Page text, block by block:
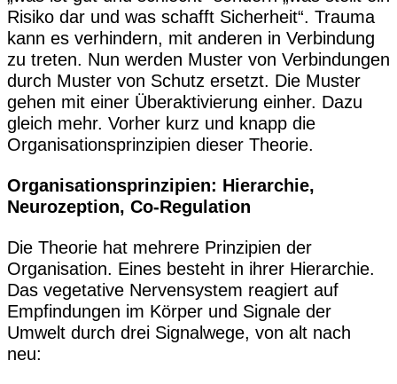
Risiko dar und was schafft Sicherheit“. Trauma
kann es verhindern, mit anderen in Verbindung
zu treten. Nun werden Muster von Verbindungen
durch Muster von Schutz ersetzt. Die Muster
gehen mit einer Überaktivierung einher. Dazu
gleich mehr. Vorher kurz und knapp die
Organisationsprinzipien dieser Theorie.
Organisationsprinzipien: Hierarchie,
Neurozeption, Co-Regulation
Die Theorie hat mehrere Prinzipien der
Organisation. Eines besteht in ihrer Hierarchie.
Das vegetative Nervensystem reagiert auf
Empfindungen im Körper und Signale der
Umwelt durch drei Signalwege, von alt nach
neu: